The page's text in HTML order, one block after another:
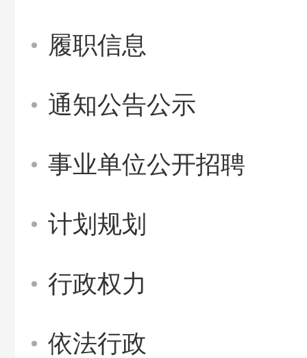
履职信息
通知公告公示
事业单位公开招聘
计划规划
行政权力
依法行政